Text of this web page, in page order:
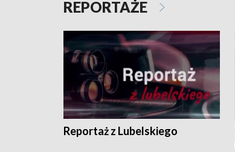
REPORTAŻE
Reportaż z Lubelskiego